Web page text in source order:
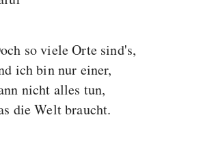
so viele Orte sind's,
ich bin nur einer,
nicht alles tun,
die Welt braucht.